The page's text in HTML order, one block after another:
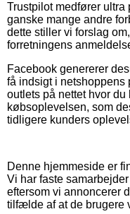
Trustpilot medfører
ganske mange andre
dette stiller vi forslag
forretningens
Facebook genererer
få indsigt i netshoppens
outlets på nettet hvor
købsoplevelsen, som
tidligere kunders
Denne hjemmeside er
Vi har faste
eftersom vi annoncerer
tilfælde af at de brugere